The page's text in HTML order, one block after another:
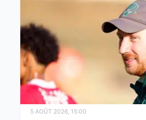
5 AOÛT 2026, 15:00